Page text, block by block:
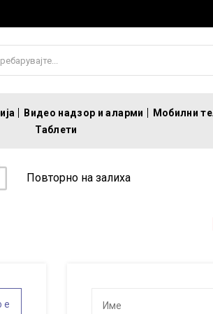
Видео надзор и аларми Мобилни
Таблети
Повторно на залиха
е